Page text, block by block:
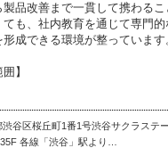
品改善まで一貫して携わる
も、社内教育を通じて専門
成できる環境が整っています
】
渋谷区桜丘町1番1号渋谷サクラステ
各線「渋谷」駅より…